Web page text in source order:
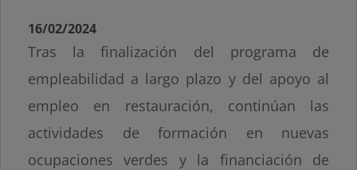
16/02/2024
Tras la finalización del programa de
empleabilidad a largo plazo y del apoyo al
empleo en restauración, continúan las
actividades de formación en nuevas
ocupaciones verdes y la financiación de